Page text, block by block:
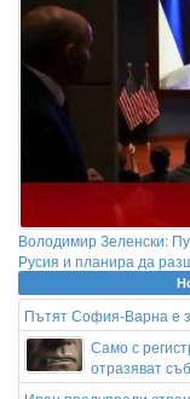
Володимир Зеленски:
Русия и планира да
Пътят София-Варна е
Само с
отразяват